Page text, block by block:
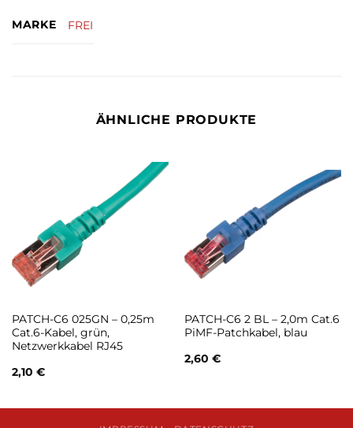
MARKE FREI
ÄHNLICHE PRODUKTE
PATCH-C6 025GN – 0,25m
Cat.6-Kabel, grün,
Netzwerkkabel RJ45
2,10 €
PATCH-C6 2 BL – 2,0m Cat.6
PiMF-Patchkabel, blau
2,60 €